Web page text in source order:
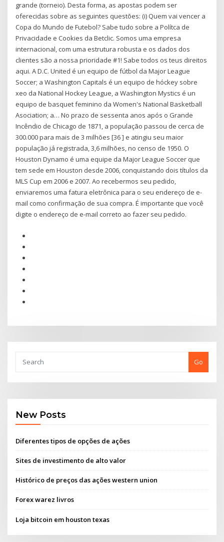
grande (torneio). Desta forma, as apostas podem ser
oferecidas sobre as seguintes questões: (i) Quem vai vencer a
Copa do Mundo de Futebol? Sabe tudo sobre a Polítca de
Privacidade e Cookies da Betclic. Somos uma empresa
internacional, com uma estrutura robusta e os dados dos
clientes são a nossa prioridade #1! Sabe todos os teus direitos
aqui. A D.C. United é un equipo de fútbol da Major League
Soccer; a Washington Capitals é un equipo de hóckey sobre
xeo da National Hockey League, a Washington Mystics é un
equipo de basquet feminino da Women's National Basketball
Asociation; a… No prazo de sessenta anos após o Grande
Incêndio de Chicago de 1871, a população passou de cerca de
300.000 para mais de 3 milhões [36 ] e atingiu seu maior
população já registrada, 3,6 milhões, no censo de 1950. O
Houston Dynamo é uma equipe da Major League Soccer que
tem sede em Houston desde 2006, conquistando dois títulos da
MLS Cup em 2006 e 2007. Ao recebermos seu pedido,
enviaremos uma fatura eletrônica para o seu endereço de e-
mail como confirmação de sua compra. É importante que você
digite o endereço de e-mail correto ao fazer seu pedido.
Go
New Posts
Diferentes tipos de opções de ações
Sites de investimento de alto valor
Histórico de preços das ações western union
Forex warez livros
Loja bitcoin em houston texas